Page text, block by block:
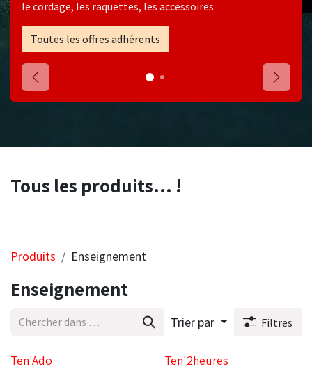
le cordage, les raquettes, les accessoires
Toutes les offres adhérents
Précédent Suivant
Tous les produits... !
Produits Enseignement
Enseignement
Trier par Filtres
Ten'Ado Ten'2heures